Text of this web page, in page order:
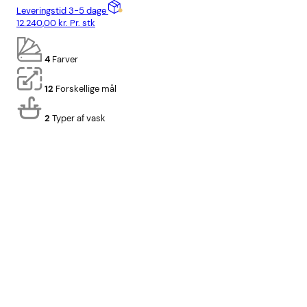
Leveringstid 3-5 dage
12.240,00kr. Pr. stk
4 Farver
12 Forskellige mål
2 Typer af vask